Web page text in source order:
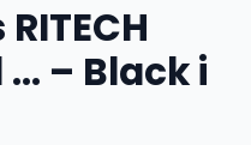
– Black i